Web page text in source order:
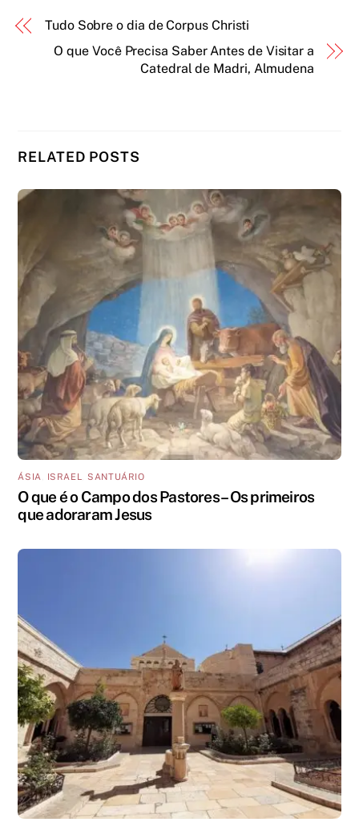
Tudo Sobre o dia de Corpus Christi
O que Você Precisa Saber Antes de Visitar a
Catedral de Madri, Almudena
RELATED POSTS
ÁSIA ISRAEL SANTUÁRIO
O que é o Campo dos Pastores – Os primeiros
que adoraram Jesus